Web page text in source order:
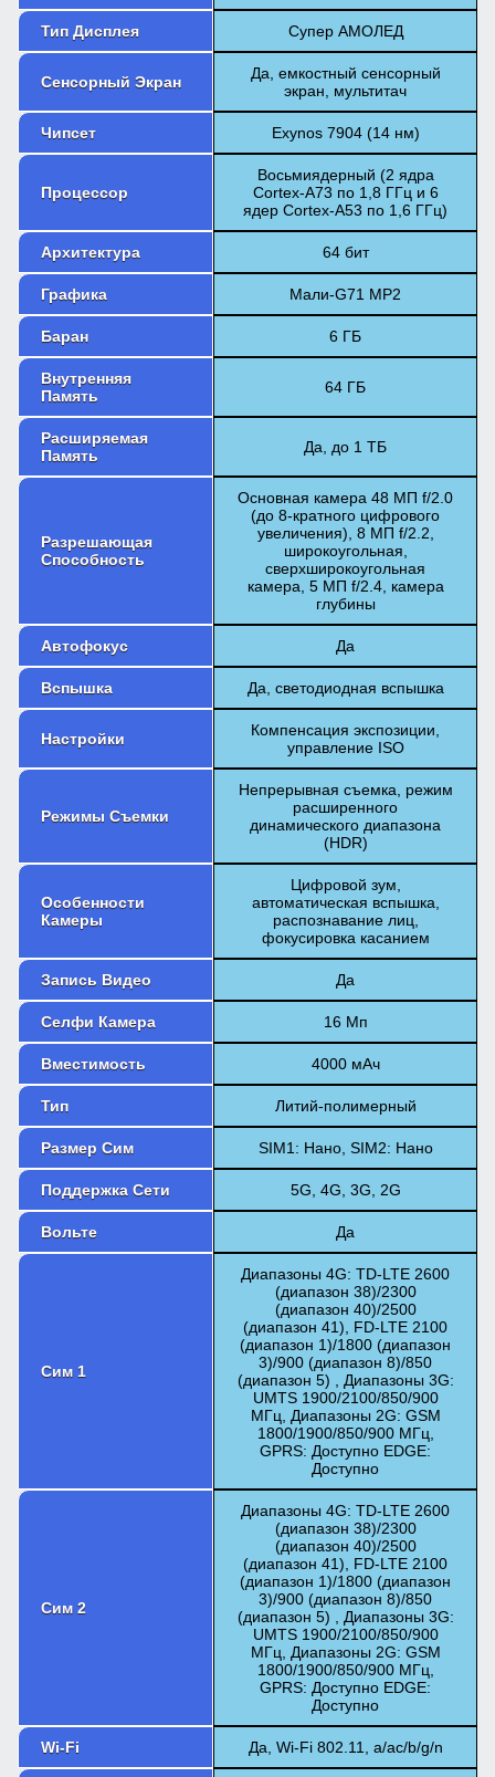
Тип Дисплея Супер АМОЛЕД
Сенсорный Экран
Да, емкостный сенсорный
экран, мультитач
Чипсет Exynos 7904 (14 нм)
Процессор
Восьмиядерный (2 ядра
Cortex-A73 по 1,8 ГГц и 6
ядер Cortex-A53 по 1,6 ГГц)
Архитектура 64 бит
Графика Мали-G71 MP2
Баран 6 ГБ
Внутренняя
Память
64 ГБ
Расширяемая
Память
Да, до 1 ТБ
Разрешающая
Способность
Основная камера 48 МП f/2.0
(до 8-кратного цифрового
увеличения), 8 МП f/2.2,
широкоугольная,
сверхширокоугольная
камера, 5 МП f/2.4, камера
глубины
Автофокус Да
Вспышка Да, светодиодная вспышка
Настройки
Компенсация экспозиции,
управление ISO
Режимы Съемки
Непрерывная съемка, режим
расширенного
динамического диапазона
(HDR)
Особенности
Камеры
Цифровой зум,
автоматическая вспышка,
распознавание лиц,
фокусировка касанием
Запись Видео Да
Селфи Камера 16 Мп
Вместимость 4000 мАч
Тип Литий-полимерный
Размер Сим SIM1: Нано, SIM2: Нано
Поддержка Сети 5G, 4G, 3G, 2G
Вольте Да
Сим 1
Диапазоны 4G: TD-LTE 2600
(диапазон 38)/2300
(диапазон 40)/2500
(диапазон 41), FD-LTE 2100
(диапазон 1)/1800 (диапазон
3)/900 (диапазон 8)/850
(диапазон 5) , Диапазоны 3G:
UMTS 1900/2100/850/900
МГц, Диапазоны 2G: GSM
1800/1900/850/900 МГц,
GPRS: Доступно EDGE:
Доступно
Сим 2
Диапазоны 4G: TD-LTE 2600
(диапазон 38)/2300
(диапазон 40)/2500
(диапазон 41), FD-LTE 2100
(диапазон 1)/1800 (диапазон
3)/900 (диапазон 8)/850
(диапазон 5) , Диапазоны 3G:
UMTS 1900/2100/850/900
МГц, Диапазоны 2G: GSM
1800/1900/850/900 МГц,
GPRS: Доступно EDGE:
Доступно
Wi-Fi Да, Wi-Fi 802.11, a/ac/b/g/n